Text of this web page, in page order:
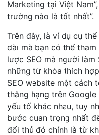
Marketing tại Việt
trường nào là tốt nhất”.
Trên đây, là ví dụ cụ
dài mà bạn có thể
lược SEO mà người làm
những từ khóa thích
SEO website một cách
thăng hạng trên
yếu tố khác nhau, tuy
bước quan trọng nhất
đối thủ đó chính là từ